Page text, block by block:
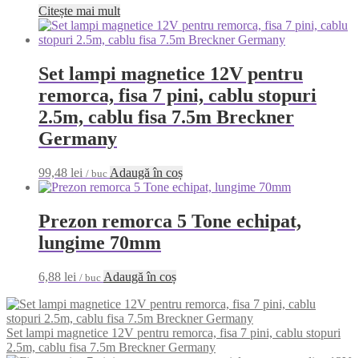
Citește mai mult
Set lampi magnetice 12V pentru
remorca, fisa 7 pini, cablu stopuri
2.5m, cablu fisa 7.5m Breckner
Germany
99,48 lei / buc Adaugă în coș
Prezon remorca 5 Tone echipat,
lungime 70mm
6,88 lei / buc Adaugă în coș
Set lampi magnetice 12V pentru remorca, fisa 7 pini, cablu stopuri
2.5m, cablu fisa 7.5m Breckner Germany